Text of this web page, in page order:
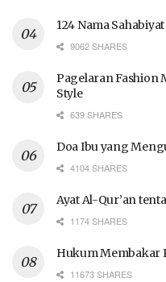
124 Nama
9062 SHARES
Pagelaran Fashion
Style
639 SHARES
Doa Ibu yang
4104 SHARES
Ayat Al-Qur’an
1174 SHARES
Hukum Membakar
11673 SHARES